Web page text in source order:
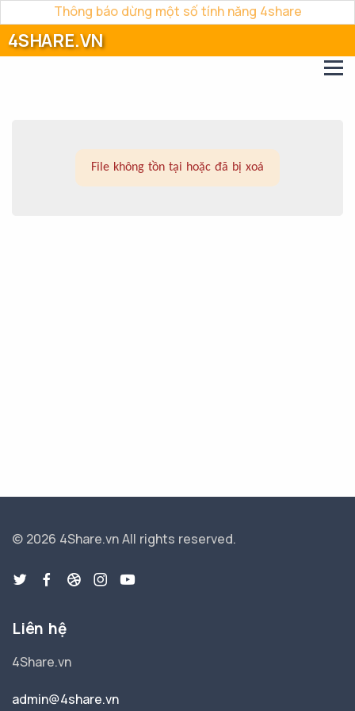
Thông báo dừng một số tính năng 4share
4SHARE.VN
File không tồn tại hoặc đã bị xoá
© 2026 4Share.vnAll rights reserved.
Liên hệ
4Share.vn
admin@4share.vn